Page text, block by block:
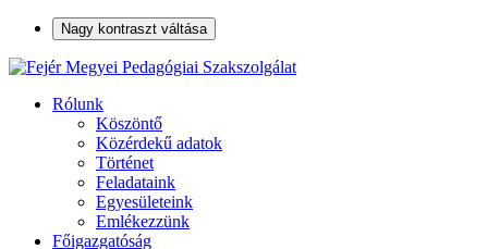
Nagy kontraszt váltása
Rólunk
Köszöntő
Közérdekű adatok
Történet
Feladataink
Egyesületeink
Emlékezzünk
Főigazgatóság